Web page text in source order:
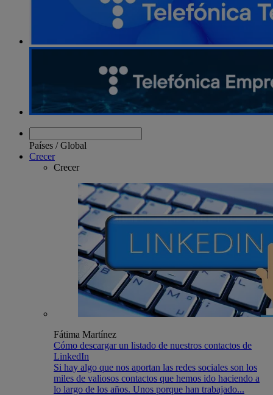
Países /Global
Crecer
Crecer
Fátima Martínez
Cómo descargar un listado de nuestros contactos de
LinkedIn
Si hay algo que nos aportan las redes sociales son los
miles de valiosos contactos que hemos ido haciendo a
lo largo de los años. Unos porque han trabajado...